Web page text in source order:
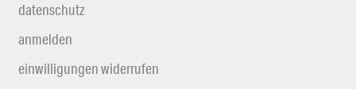
datenschutz
anmelden
einwilligungen widerrufen